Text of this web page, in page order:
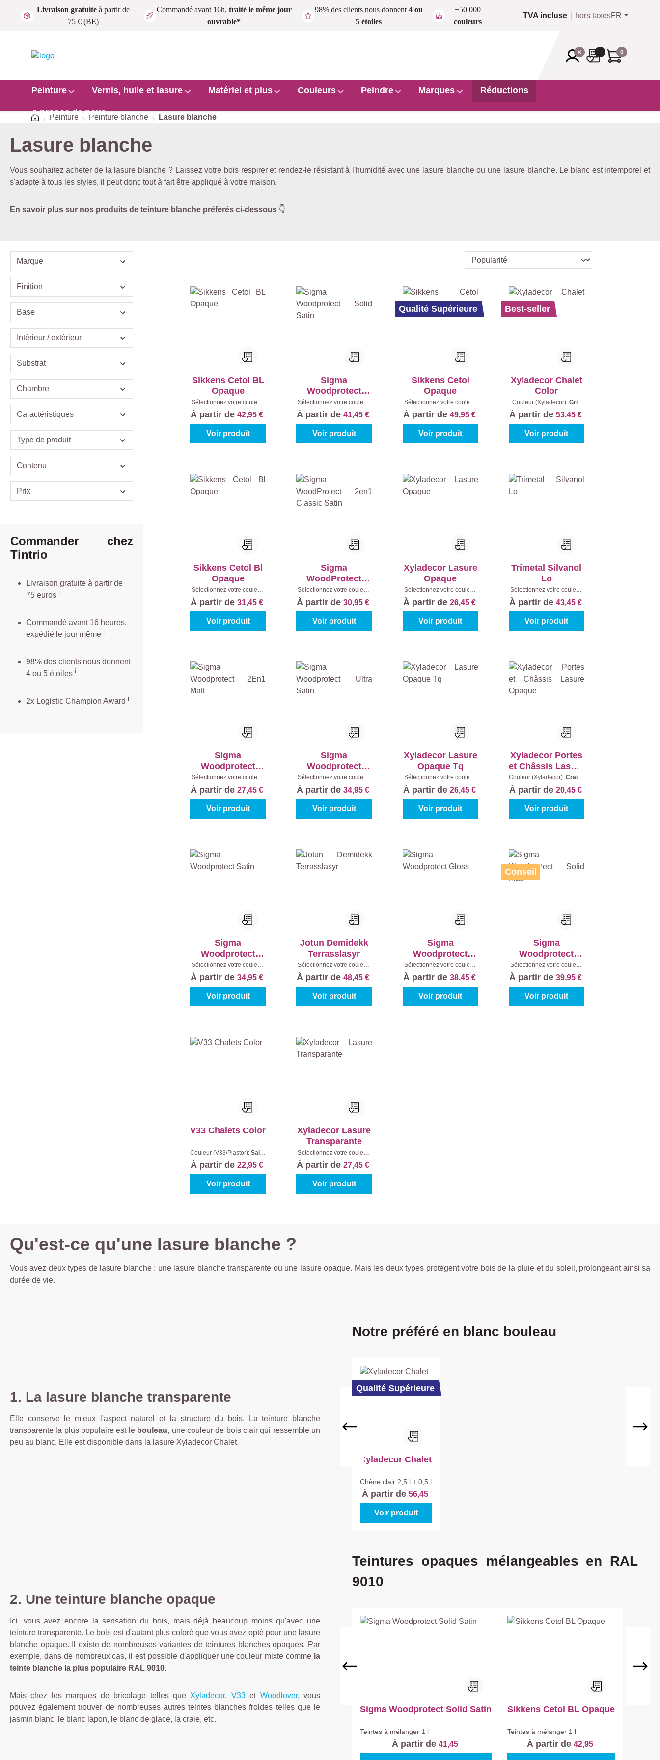
Passer au contenu principal
Livraison gratuite à partir de
75 € (BE)
Commandé avant 16h, traité le même jour
ouvrable*
98% des clients nous donnent 4 ou
5 étoiles
+50 000
couleurs
TVA incluse hors taxesFR
0
Peinture Vernis, huile et lasure Matériel et plus Couleurs Peindre Marques Réductions
A propos de nous
Accueil
Peinture Peinture blanche Lasure blanche
Lasure blanche
Vous souhaitez acheter de la lasure blanche ? Laissez votre bois respirer et rendez-le résistant à l'humidité avec une lasure blanche ou une lasure blanche. Le blanc est intemporel et
s'adapte à tous les styles, il peut donc tout à fait être appliqué à votre maison.
En savoir plus sur nos produits de teinture blanche préférés ci-dessous 👇
Marque
Finition
Base
Intérieur / extérieur
Substrat
Chambre
Caractéristiques
Type de produit
Contenu
Prix
Commander chez
Tintrio
Livraison gratuite à partir de
75 euros ℹ️️
Commandé avant 16 heures,
expédié le jour même ℹ️
98% des clients nous donnent
4 ou 5 étoiles ℹ️
2x Logistic Champion Award ℹ️
Sikkens Cetol BL
Opaque
Sélectionnez votre couleur:
Contenu:1 l
À partir de42,95 €
Voir produit
Sigma
Woodprotect
Solid Satin
Sélectionnez votre couleur:
Contenu:1 l
À partir de41,45 €
Voir produit
Qualité Supérieure
Sikkens Cetol
Opaque
Sélectionnez votre couleur:
Contenu:1 l
À partir de 49,95 €
Voir produit
Best-seller
Xyladecor Chalet
Color
Couleur (Xyladecor): Gris
À partir de 53,45 €
Voir produit
Sikkens Cetol Bl
Opaque
Sélectionnez votre couleur:
Contenu:1 l
À partir de31,45 €
Voir produit
Sigma
WoodProtect
2en1 Classic
Satin
Sélectionnez votre couleur:
Contenu:1 l
À partir de30,95 €
Voir produit
Xyladecor Lasure
Opaque
Sélectionnez votre couleur:
Contenu:1 l
À partir de 26,45 €
Voir produit
Trimetal Silvanol
Lo
Sélectionnez votre couleur:
Contenu:1 l
À partir de 43,45 €
Voir produit
Sigma
Woodprotect
2En1 Matt
Sélectionnez votre couleur:
À partir de27,45 €
Voir produit
Sigma
Woodprotect
Ultra Satin
Sélectionnez votre couleur:
Contenu:1 l
À partir de34,95 €
Voir produit
Xyladecor Lasure
Opaque Tq
Sélectionnez votre couleur:
Contenu:1 l
À partir de 26,45 €
Voir produit
Xyladecor Portes
et Châssis Lasure
Opaque
Couleur (Xyladecor):Craie|
À partir de 20,45 €
Voir produit
Sigma
Woodprotect
Satin
Sélectionnez votre couleur:
À partir de34,95 €
Voir produit
Jotun Demidekk
Terrasslasyr
Sélectionnez votre couleur:
Contenu:1 l
À partir de48,45 €
Voir produit
Sigma
Woodprotect
Gloss
Sélectionnez votre couleur:
À partir de 38,45 €
Voir produit
Conseil
Sigma
Woodprotect
Solid Matt
Sélectionnez votre couleur:
Contenu:1 l
À partir de 39,95 €
Voir produit
V33 Chalets Color
Couleur (V33/Plastor):Salar
À partir de22,95 €
Voir produit
Xyladecor Lasure
Transparante
Sélectionnez votre couleur:
Contenu:1 l
À partir de27,45 €
Voir produit
Qu'est-ce qu'une lasure blanche ?
Vous avez deux types de lasure blanche : une lasure blanche transparente ou une lasure opaque. Mais les deux types protègent votre bois de la pluie et du soleil, prolongeant ainsi sa
durée de vie.
1. La lasure blanche transparente
Elle conserve le mieux l'aspect naturel et la structure du bois. La teinture blanche
transparente la plus populaire est le bouleau, une couleur de bois clair qui ressemble un
peu au blanc. Elle est disponible dans la lasure Xyladecor Chalet.
Ignorer la galerie de produits
Notre préféré en blanc bouleau
Qualité Supérieure
Xyladecor Chalet
Chêne clair 2,5 l + 0,5 l
À partir de 56,45
Voir produit
2. Une teinture blanche opaque
Ici, vous avez encore la sensation du bois, mais déjà beaucoup moins qu'avec une
teinture transparente. Le bois est d'autant plus coloré que vous avez opté pour une lasure
blanche opaque. Il existe de nombreuses variantes de teintures blanches opaques. Par
exemple, dans de nombreux cas, il est possible d'appliquer une couleur mixte comme la
teinte blanche la plus populaire RAL 9010.
Mais chez les marques de bricolage telles que Xyladecor, V33et Woodlover, vous
pouvez également trouver de nombreuses autres teintes blanches froides telles que le
jasmin blanc, le blanc lapon, le blanc de glace, la craie, etc.
Ignorer la galerie de produits
Teintures opaques mélangeables en RAL
9010
Sigma Woodprotect Solid Satin
Teintes à mélanger 1 l
À partir de 41,45
Sikkens Cetol BL Opaque
Teintes à mélanger 1 l
À partir de 42,95